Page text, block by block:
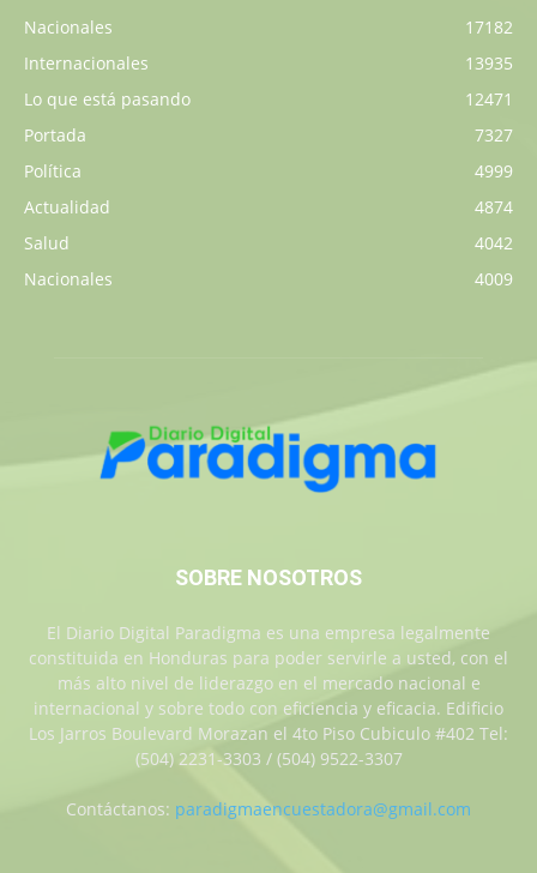
Nacionales
17182
Internacionales
13935
Lo que está pasando
12471
Portada
7327
Política
4999
Actualidad
4874
Salud
4042
Nacionales
4009
SOBRE NOSOTROS
El Diario Digital Paradigma es una empresa legalmente
constituida en Honduras para poder servirle a usted, con el
más alto nivel de liderazgo en el mercado nacional e
internacional y sobre todo con eficiencia y eficacia. Edificio
Los Jarros Boulevard Morazan el 4to Piso Cubiculo #402 Tel:
(504) 2231-3303 / (504) 9522-3307
Contáctanos: paradigmaencuestadora@gmail.com